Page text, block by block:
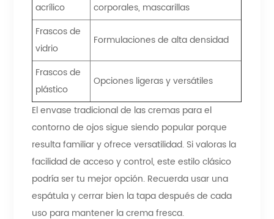
acrílico
corporales, mascarillas
Frascos de
vidrio
Formulaciones de alta densidad
Frascos de
plástico
Opciones ligeras y versátiles
El envase tradicional de las cremas para el
contorno de ojos sigue siendo popular porque
resulta familiar y ofrece versatilidad. Si valoras la
facilidad de acceso y control, este estilo clásico
podría ser tu mejor opción. Recuerda usar una
espátula y cerrar bien la tapa después de cada
uso para mantener la crema fresca.